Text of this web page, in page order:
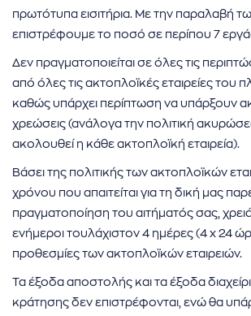
πρωτότυπα εισιτήρια. Με την παραλαβή
επιστρέφουμε το ποσό σε περίπου 7
Δεν πραγματοποιείται σε όλες τις
από όλες τις ακτοπλοϊκές εταιρείες του
καθώς υπάρχει περίπτωση να υπάρξουν
χρεώσεις (ανάλογα την πολιτική
ακολουθεί η κάθε ακτοπλοϊκή εταιρεία).
Βάσει της πολιτικής των ακτοπλοϊκών
χρόνου που απαιτείται για τη δική μας
πραγματοποίηση του αιτήματός σας,
ενήμεροι τουλάχιστον 4 ημέρες (4 x 24
προθεσμίες των ακτοπλοϊκών εταιρειών.
Τα έξοδα αποστολής και τα έξοδα
κράτησης δεν επιστρέφονται, ενώ θα